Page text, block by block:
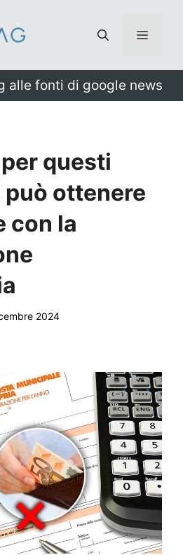
Menu
alle fonti di google news
questi
ottenere
con la
2024